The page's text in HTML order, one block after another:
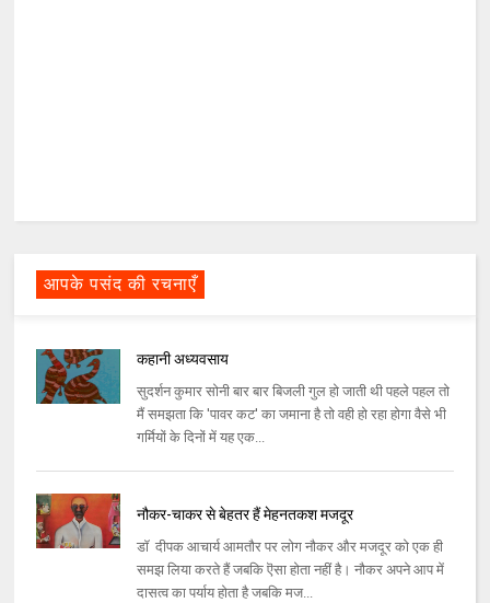
आपके पसंद की रचनाएँ
कहानी अध्यवसाय
सुदर्शन कुमार सोनी बार बार बिजली गुल हो जाती थी पहले पहल तो
मैं समझता कि 'पावर कट' का जमाना है तो वही हो रहा होगा वैसे भी
गर्मियों के दिनों में यह एक...
नौकर-चाकर से बेहतर हैं मेहनतकश मजदूर
डॉ दीपक आचार्य आमतौर पर लोग नौकर और मजदूर को एक ही
समझ लिया करते हैं जबकि ऎसा होता नहीं है। नौकर अपने आप में
दासत्व का पर्याय होता है जबकि मज...